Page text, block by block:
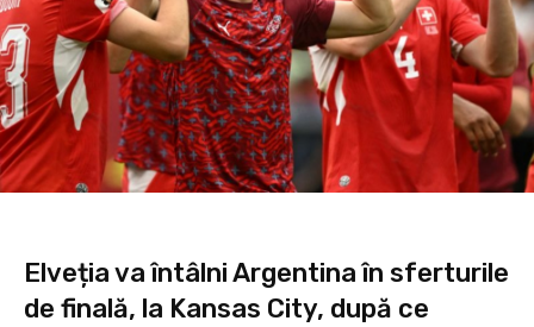
Elveția va întâlni Argentina în sferturile
de finală, la Kansas City, după ce